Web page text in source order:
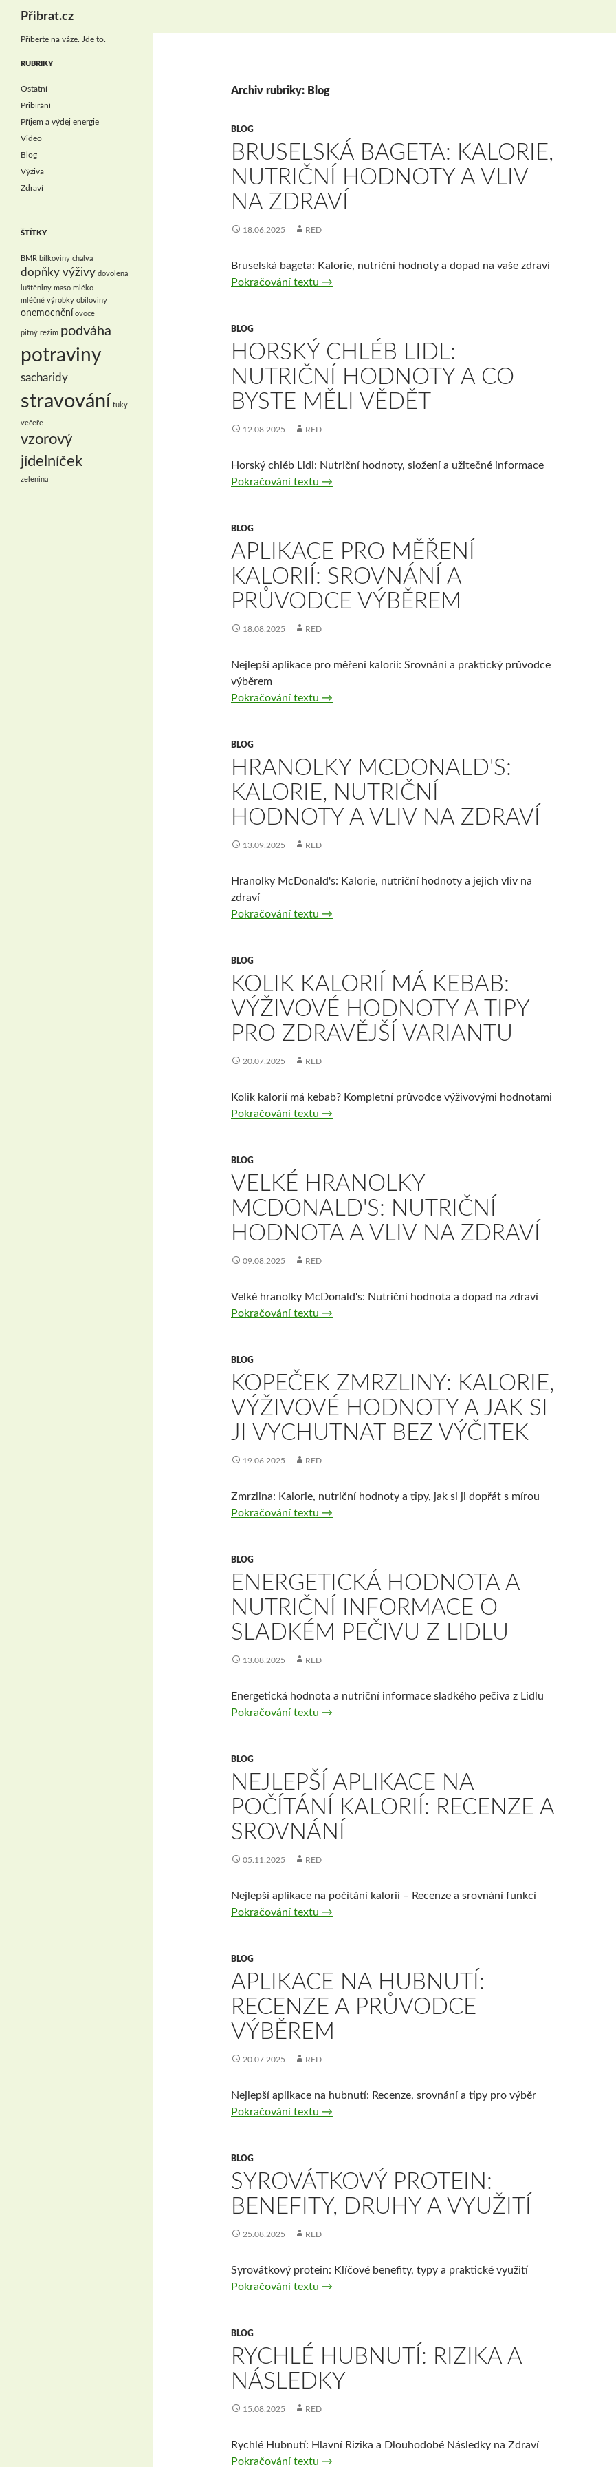
Přibrat.cz
Archiv rubriky: Blog
BLOG
BRUSELSKÁ BAGETA: KALORIE,
NUTRIČNÍ HODNOTY A VLIV
NA ZDRAVÍ
18.06.2025 RED
Bruselská bageta: Kalorie, nutriční hodnoty a dopad na vaše zdraví
Pokračování textu Bruselská bageta: Kalorie, nutriční hodnoty a vliv na zdraví
→
BLOG
HORSKÝ CHLÉB LIDL:
NUTRIČNÍ HODNOTY A CO
BYSTE MĚLI VĚDĚT
12.08.2025 RED
Horský chléb Lidl: Nutriční hodnoty, složení a užitečné informace
Pokračování textu Horský chléb Lidl: Nutriční hodnoty a co byste měli vědět
→
BLOG
APLIKACE PRO MĚŘENÍ
KALORIÍ: SROVNÁNÍ A
PRŮVODCE VÝBĚREM
18.08.2025 RED
Nejlepší aplikace pro měření kalorií: Srovnání a praktický průvodce
výběrem
Pokračování textu Aplikace pro měření kalorií: Srovnání a průvodce výběrem
→
BLOG
HRANOLKY MCDONALD'S:
KALORIE, NUTRIČNÍ
HODNOTY A VLIV NA ZDRAVÍ
13.09.2025 RED
Hranolky McDonald's: Kalorie, nutriční hodnoty a jejich vliv na
zdraví
Pokračování textu Hranolky McDonald's: Kalorie, nutriční hodnoty a vliv na
→
BLOG
KOLIK KALORIÍ MÁ KEBAB:
VÝŽIVOVÉ HODNOTY A TIPY
PRO ZDRAVĚJŠÍ VARIANTU
20.07.2025 RED
Kolik kalorií má kebab? Kompletní průvodce výživovými hodnotami
Pokračování textu Kolik kalorií má kebab: Výživové hodnoty a tipy pro zdravější
→
BLOG
VELKÉ HRANOLKY
MCDONALD'S: NUTRIČNÍ
HODNOTA A VLIV NA ZDRAVÍ
09.08.2025 RED
Velké hranolky McDonald's: Nutriční hodnota a dopad na zdraví
Pokračování textu Velké hranolky McDonald's: Nutriční hodnota a vliv na zdraví
→
BLOG
KOPEČEK ZMRZLINY: KALORIE,
VÝŽIVOVÉ HODNOTY A JAK SI
JI VYCHUTNAT BEZ VÝČITEK
19.06.2025 RED
Zmrzlina: Kalorie, nutriční hodnoty a tipy, jak si ji dopřát s mírou
Pokračování textu Kopeček zmrzliny: Kalorie, výživové hodnoty a jak si ji
→
BLOG
ENERGETICKÁ HODNOTA A
NUTRIČNÍ INFORMACE O
SLADKÉM PEČIVU Z LIDLU
13.08.2025 RED
Energetická hodnota a nutriční informace sladkého pečiva z Lidlu
Pokračování textu Energetická hodnota a nutriční informace o sladkém pečivu
→
BLOG
NEJLEPŠÍ APLIKACE NA
POČÍTÁNÍ KALORIÍ: RECENZE A
SROVNÁNÍ
05.11.2025 RED
Nejlepší aplikace na počítání kalorií – Recenze a srovnání funkcí
Pokračování textu Nejlepší aplikace na počítání kalorií: Recenze a srovnání
→
BLOG
APLIKACE NA HUBNUTÍ:
RECENZE A PRŮVODCE
VÝBĚREM
20.07.2025 RED
Nejlepší aplikace na hubnutí: Recenze, srovnání a tipy pro výběr
Pokračování textu Aplikace na hubnutí: Recenze a průvodce výběrem
→
BLOG
SYROVÁTKOVÝ PROTEIN:
BENEFITY, DRUHY A VYUŽITÍ
25.08.2025 RED
Syrovátkový protein: Klíčové benefity, typy a praktické využití
Pokračování textu Syrovátkový protein: Benefity, druhy a využití
→
BLOG
RYCHLÉ HUBNUTÍ: RIZIKA A
NÁSLEDKY
15.08.2025 RED
Rychlé Hubnutí: Hlavní Rizika a Dlouhodobé Následky na Zdraví
Pokračování textu Rychlé Hubnutí: Rizika a Následky
→
Přiberte na váze. Jde to.
RUBRIKY
Ostatní
Přibírání
Příjem a výdej energie
Video
Blog
Výživa
Zdraví
ŠTÍTKY
BMR bílkoviny chalva
dopňky výživy dovolená
luštěniny maso mléko
mléčné výrobky obiloviny
onemocnění ovoce
pitný režim podváha
potraviny
sacharidy
stravování tuky
večeře
vzorový
jídelníček
zelenina